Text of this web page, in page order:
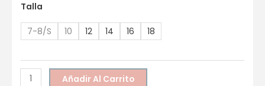
Talla
7-8/S 10 12 14 16 18
Añadir Al Carrito